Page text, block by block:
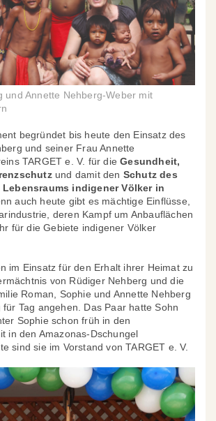
und Annette Nehberg-Weber mit
begründet bis heute den Einsatz des
und seiner Frau Annette
TARGET e. V. für dieGesundheit,
und damit den Schutz des
indigener Völker in
auch heute gibt es mächtige Einflüsse,
deren Kampf um Anbauflächen
für die Gebiete indigener Völker
im Einsatz für den Erhalt ihrer Heimat zu
von Rüdiger Nehberg und die
Roman, Sophie und Annette Nehberg
für Tag angehen. Das Paar hatte Sohn
Sophie schon früh in den
in den Amazonas-Dschungel
sind sie im Vorstand von TARGET e. V.